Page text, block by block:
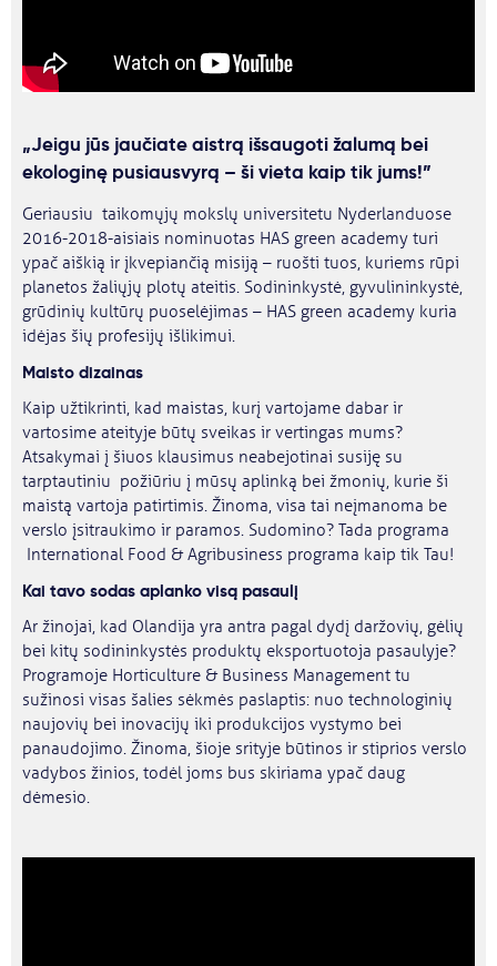
„Jeigu jūs jaučiate aistrą išsaugoti žalumą bei
ekologinę pusiausvyrą – ši vieta kaip tik jums!”
Geriausiu taikomųjų mokslų universitetu Nyderlanduose
2016-2018-aisiais nominuotas HAS green academy turi
ypač aiškią ir įkvepiančią misiją – ruošti tuos, kuriems rūpi
planetos žaliųjų plotų ateitis. Sodininkystė, gyvulininkystė,
grūdinių kultūrų puoselėjimas – HAS green academy kuria
idėjas šių profesijų išlikimui.
Maisto dizainas
Kaip užtikrinti, kad maistas, kurį vartojame dabar ir
vartosime ateityje būtų sveikas ir vertingas mums?
Atsakymai į šiuos klausimus neabejotinai susiję su
tarptautiniu požiūriu į mūsų aplinką bei žmonių, kurie ši
maistą vartoja patirtimis. Žinoma, visa tai neįmanoma be
verslo įsitraukimo ir paramos. Sudomino? Tada programa
International Food & Agribusiness programa kaip tik Tau!
Kai tavo sodas aplanko visą pasaulį
Ar žinojai, kad Olandija yra antra pagal dydį daržovių, gėlių
bei kitų sodininkystės produktų eksportuotoja pasaulyje?
Programoje Horticulture & Business Management tu
sužinosi visas šalies sėkmės paslaptis: nuo technologinių
naujovių bei inovacijų iki produkcijos vystymo bei
panaudojimo. Žinoma, šioje srityje būtinos ir stiprios verslo
vadybos žinios, todėl joms bus skiriama ypač daug
dėmesio.